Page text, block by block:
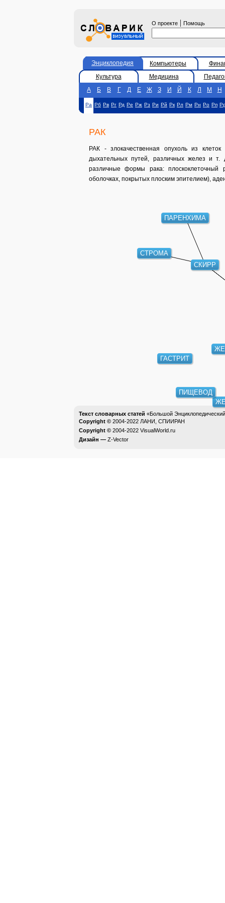
О проекте | Помощь
Энциклопедия Компьютеры
Культура
Медицина
А
Б В Г Д Е Ж З И Й К Л М Н
Ра Рб Рв Рг Рд Ре Рж Рз Ри Рй Рк Рл Рм Рн Ро Рп
РАК
РАК - злокачественная опухоль из
дыхательных путей, различных желез и т.
различные формы рака: плоскоклеточный
оболочках, покрытых плоским эпителием),
СКИРР
СТРОМА
ПАРЕНХИМА
ГАСТРИТ
ПИЩЕВОД
Текст словарных статей «Большой
Copyright © 2004-2022 ЛАНИ, СПИИРАН
Copyright © 2004-2022 VisualWorld.ru
Дизайн — Z-Vector